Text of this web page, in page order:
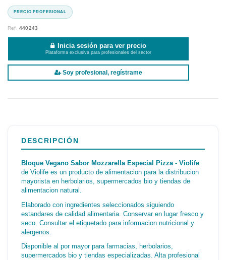
Ref.440243
Inicia sesión para ver precio
Plataforma exclusiva para profesionales del sector
Soy profesional, regístrame
DESCRIPCIÓN
Bloque Vegano Sabor Mozzarella Especial Pizza - Violife
de Violife es un producto de alimentacion para la distribucion
mayorista en herbolarios, supermercados bio y tiendas de
alimentacion natural.
Elaborado con ingredientes seleccionados siguiendo
estandares de calidad alimentaria. Conservar en lugar fresco y
seco. Consultar el etiquetado para informacion nutricional y
alergenos.
Disponible al por mayor para farmacias, herbolarios,
supermercados bio y tiendas especializadas. Alta profesional